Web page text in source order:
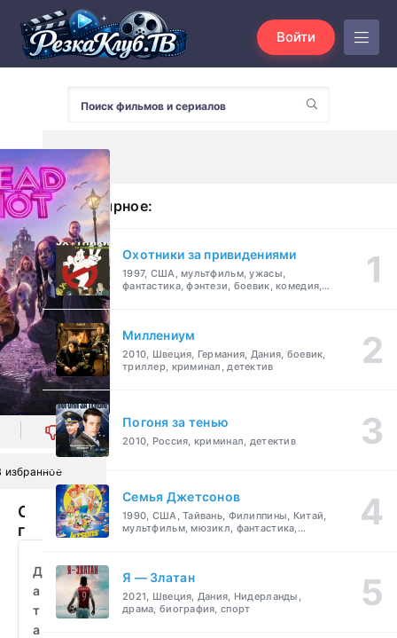
Войти
0
избранное
Смертельно
горячий
смотреть
бесплатно
Д
а
т
а
Популярное:
Охотники за привидениями
1997, США, мультфильм, ужасы,
фантастика, фэнтези, боевик, комедия,
Миллениум
2010, Швеция, Германия, Дания, боевик,
триллер, криминал, детектив
Погоня за тенью
2010, Россия, криминал, детектив
Семья Джетсонов
1990, США, Тайвань, Филиппины, Китай,
мультфильм, мюзикл, фантастика,
Я — Златан
2021, Швеция, Дания, Нидерланды,
драма, биография, спорт